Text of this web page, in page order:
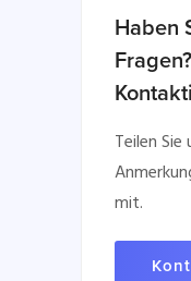
Haben
Fragen?
Teilen Sie
mit.